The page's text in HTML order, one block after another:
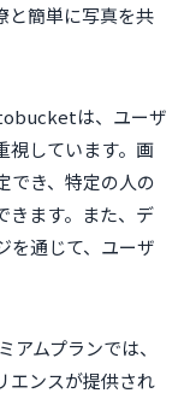
と簡単に写真を共
は、ユーザ
視しています。画
でき、特定の人の
きます。また、デ
を通じて、ユーザ
アムプランでは、
エンスが提供され